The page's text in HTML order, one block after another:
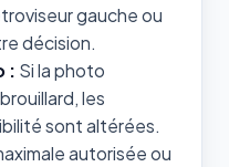
gauche ou
décision.
: Si la photo
les
sont altérées.
autorisée ou